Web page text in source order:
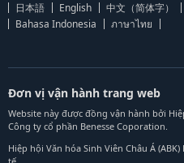
日本語 English 中文（简体字）
Bahasa Indonesia
ภาษาไทย
Đơn vị vận hành trang web
Website này được đồng vận hành bởi
Công ty cổ phần Benesse Coporation.
Hiệp hội Văn hóa Sinh Viên Châu Á